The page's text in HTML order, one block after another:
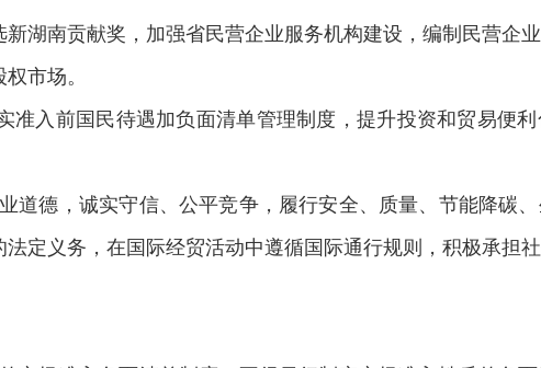
湖南贡献奖，加强省民营企业服务机构建设，编制民营企
市场。
入前国民待遇加负面清单管理制度，提升投资和贸易便
道德，诚实守信、公平竞争，履行安全、质量、节能降碳
定义务，在国际经贸活动中遵循国际通行规则，积极承担